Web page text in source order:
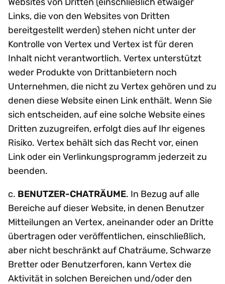
Links, die von den Websites von Dritten
bereitgestellt werden) stehen nicht unter der
Kontrolle von Vertex und Vertex ist für deren
Inhalt nicht verantwortlich. Vertex unterstützt
weder Produkte von Drittanbietern noch
Unternehmen, die nicht zu Vertex gehören und zu
denen diese Website einen Link enthält. Wenn Sie
sich entscheiden, auf eine solche Website eines
Dritten zuzugreifen, erfolgt dies auf Ihr eigenes
Risiko. Vertex behält sich das Recht vor, einen
Link oder ein Verlinkungsprogramm jederzeit zu
beenden.
c. BENUTZER-CHATRÄUME. In Bezug auf alle
Bereiche auf dieser Website, in denen Benutzer
Mitteilungen an Vertex, aneinander oder an Dritte
übertragen oder veröffentlichen, einschließlich,
aber nicht beschränkt auf Chaträume, Schwarze
Bretter oder Benutzerforen, kann Vertex die
Aktivität in solchen Bereichen und/oder den